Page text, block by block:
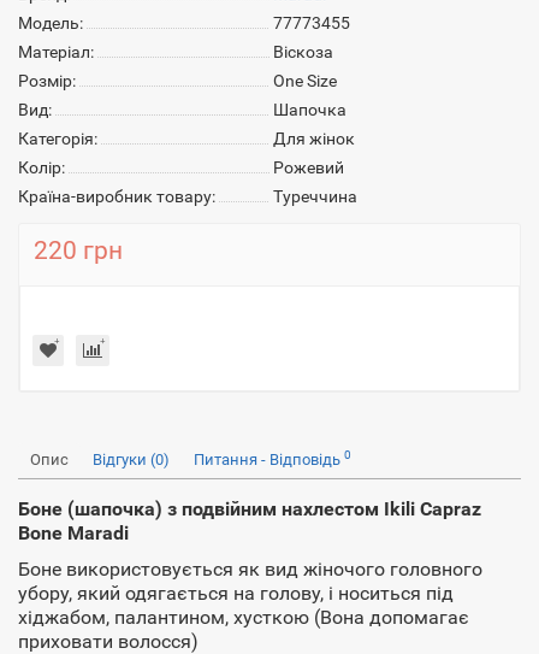
Модель:
77773455
Матеріал:
Віскоза
Розмір:
One Size
Вид:
Шапочка
Категорія:
Для жінок
Колір:
Рожевий
Країна-виробник товару:
Туреччина
220 грн
Опис Відгуки (0) Питання - Відповідь 0
Боне (шапочка) з подвійним нахлестом Ikili Capraz
Bone Maradi
Боне використовується як вид жіночого головного
убору, який одягається на голову, і носиться під
хіджабом, палантином, хусткою (Вона допомагає
приховати волосся)